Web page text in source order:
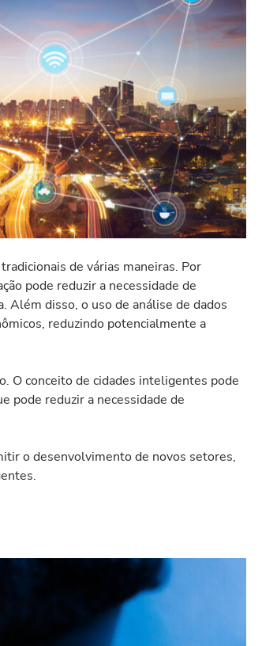
de várias maneiras. Por
pode reduzir a necessidade de
Além disso, o uso de análise de dados
reduzindo potencialmente a
O conceito de cidades inteligentes pode
pode reduzir a necessidade de
o desenvolvimento de novos setores,